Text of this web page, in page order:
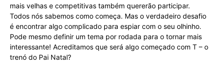
mais velhas e competitivas também quererão participar.
Todos nós sabemos como começa. Mas o verdadeiro desafio
é encontrar algo complicado para espiar com o seu olhinho.
Pode mesmo definir um tema por rodada para o tornar mais
interessante! Acreditamos que será algo começado com T – o
trenó do Pai Natal?